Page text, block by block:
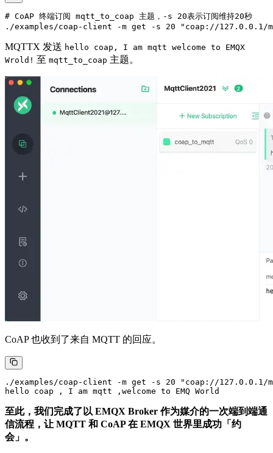
# CoAP 终端订阅 mqtt_to_coap 主题，-s 20表示订阅维持20秒
MQTTX 发送 hello coap, I am mqtt welcome to EMQX
Wrold! 至 mqtt_to_coap 主题。
CoAP 也收到了来自 MQTT 的回应。
./examples/coap-client -m get -s 20 "coap://127.0.0.1/
至此，我们完成了以 EMQX Broker 作为媒介的一次端到端通
信流程，让 MQTT 和 CoAP 在 EMQX 世界里成功「约
会」。